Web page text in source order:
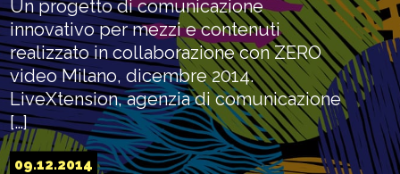
Un progetto di comunicazione
innovativo per mezzi e contenuti
realizzato in collaborazione con ZERO
video Milano, dicembre 2014.
LiveXtension, agenzia di comunicazione
[…]
09.12.2014